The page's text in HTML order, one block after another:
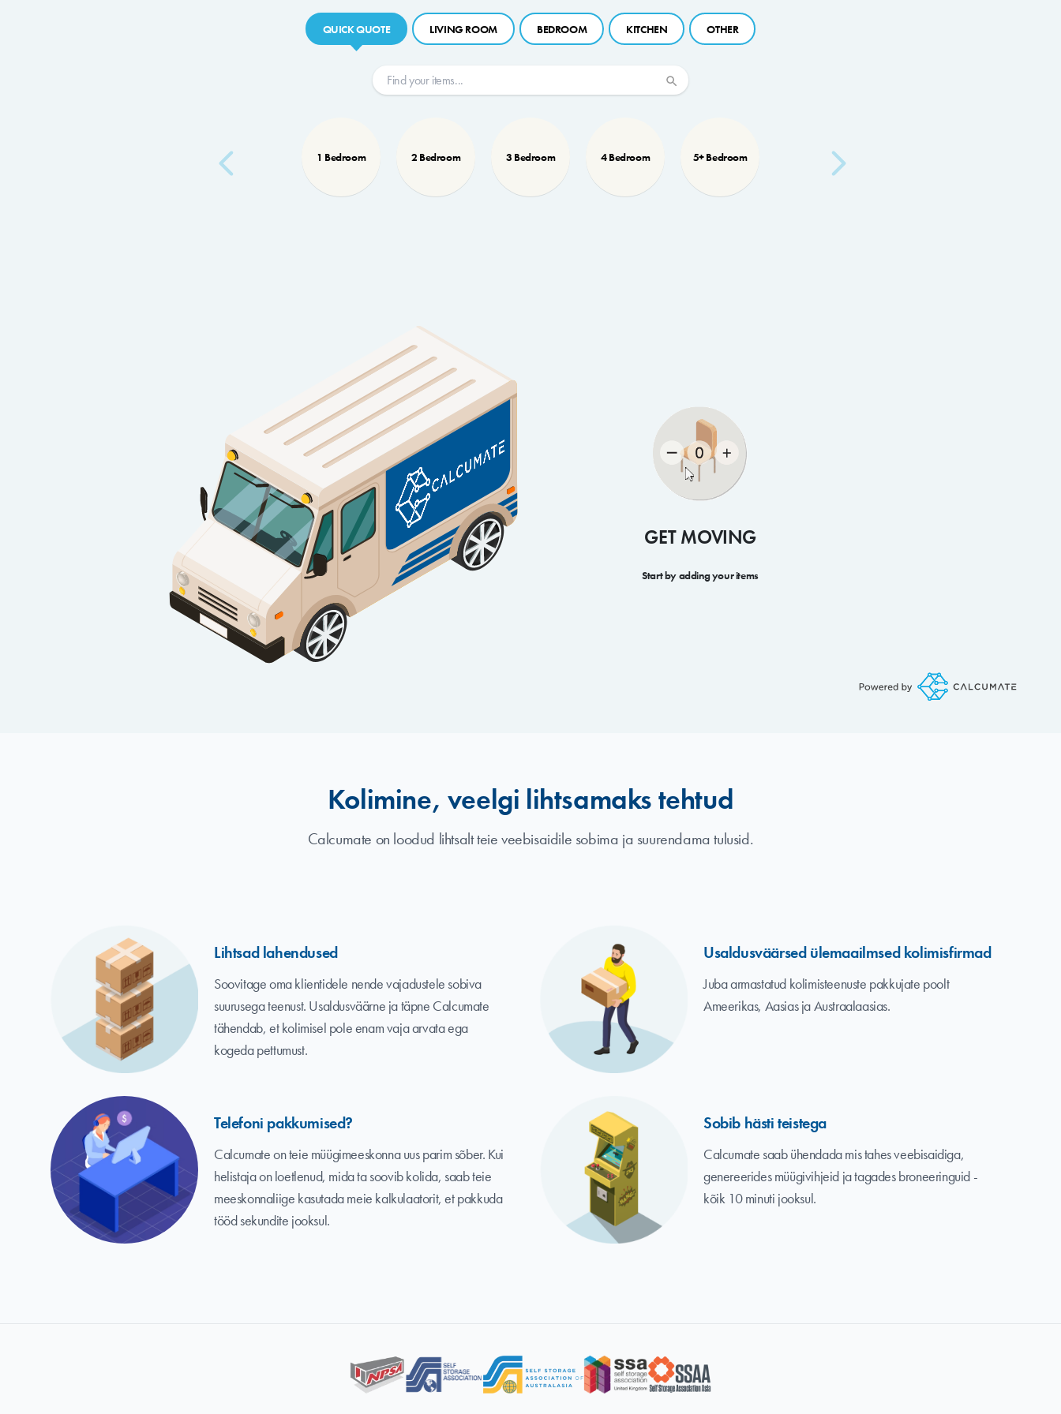
QUICK QUOTE LIVING ROOM BEDROOM KITCHEN OTHER
1 Bedroom 2 Bedroom 3 Bedroom 4 Bedroom 5+ Bedroom
GET MOVING
Start by adding your items
Kolimine, veelgi lihtsamaks tehtud
Calcumate on loodud lihtsalt teie veebisaidile sobima ja suurendama tulusid.
Lihtsad lahendused
Soovitage oma klientidele nende vajadustele sobiva
suurusega teenust. Usaldusväärne ja täpne Calcumate
tähendab, et kolimisel pole enam vaja arvata ega
kogeda pettumust.
Usaldusväärsed ülemaailmsed kolimisfirmad
Juba armastatud kolimisteenuste pakkujate poolt
Ameerikas, Aasias ja Austraalaasias.
Telefoni pakkumised?
Calcumate on teie müügimeeskonna uus parim sõber. Kui
helistaja on loetlenud, mida ta soovib kolida, saab teie
meeskonnaliige kasutada meie kalkulaatorit, et pakkuda
tööd sekundite jooksul.
Sobib hästi teistega
Calcumate saab ühendada mis tahes veebisaidiga,
genereerides müügivihjeid ja tagades broneeringuid -
kõik 10 minuti jooksul.